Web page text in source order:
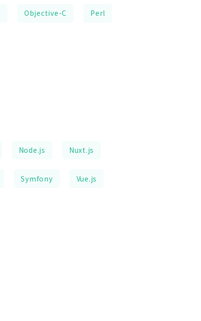
Objective-C Perl
Node.js Nuxt.js
Symfony Vue.js